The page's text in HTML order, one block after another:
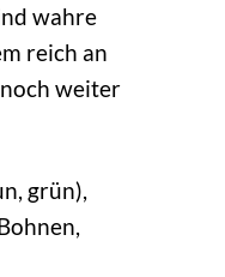
wahre
reich an
weiter
grün),